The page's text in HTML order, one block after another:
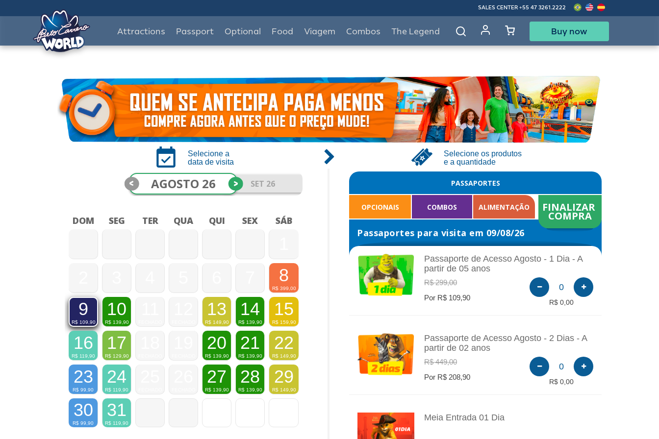
SALES CENTER +55 47 3261.2222
Attractions Passport Optional Food Viagem Combos The Legend Buy now
Selecione a
data de visita
Selecione os produtos
e a quantidade
AGOSTO 26 SET 26
< >
DOM SEG TER QUA QUI SEX SÁB
8
R$ 399,00
9
R$ 109,90
10
R$ 139,90
13
R$ 149,90
14
R$ 139,90
15
R$ 159,90
16
R$ 119,90
17
R$ 129,90
20
R$ 139,90
21
R$ 139,90
22
R$ 149,90
23
R$ 99,90
24
R$ 119,90
27
R$ 139,90
28
R$ 139,90
29
R$ 149,90
30
R$ 99,90
31
R$ 119,90
PASSAPORTES
OPCIONAIS COMBOS ALIMENTAÇÃO FINALIZAR
COMPRA
Passaportes para visita em 09/08/26
INFO
Passaporte de Acesso Agosto - 1 Dia - A
partir de 05 anos
R$ 299,00
Por R$ 109,90
0
R$ 0,00
INFO
Passaporte de Acesso Agosto - 2 Dias - A
partir de 02 anos
R$ 449,00
Por R$ 208,90
0
R$ 0,00
INFO
Meia Entrada 01 Dia